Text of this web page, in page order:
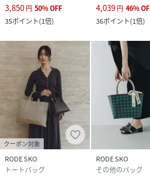
3,850円 50%OFF
35ポイント(1倍)
4,039円 46%
36ポイント(1倍)
クーポン対象
RODE SKO
トートバッグ
RODE SKO
その他のバッグ